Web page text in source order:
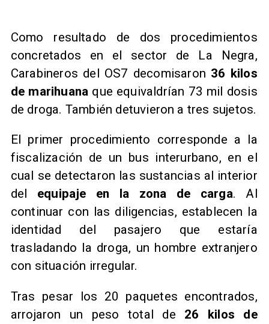
Como resultado de dos procedimientos
concretados en el sector de La Negra,
Carabineros del OS7 decomisaron 36 kilos
de marihuana que equivaldrían 73 mil dosis
de droga. También detuvieron a tres sujetos.
El primer procedimiento corresponde a la
fiscalización de un bus interurbano, en el
cual se detectaron las sustancias al interior
del equipaje en la zona de carga. Al
continuar con las diligencias, establecen la
identidad del pasajero que estaría
trasladando la droga, un hombre extranjero
con situación irregular.
Tras pesar los 20 paquetes encontrados,
arrojaron un peso total de 26 kilos de